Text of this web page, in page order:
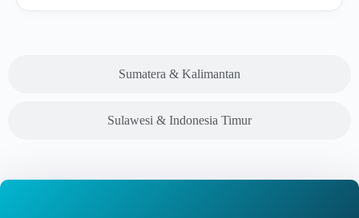
Sumatera & Kalimantan
Sulawesi & Indonesia Timur